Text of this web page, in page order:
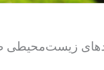
زیست‌محیطی